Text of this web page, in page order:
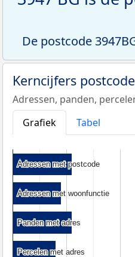
De postcode
Kerncijfers
Adressen, panden,
Grafiek
Tabel
Adressen met postcode
Adressen met postcode
Adressen met woonfunctie
Adressen met woonfunctie
Panden met adres
Panden met adres
Percelen met adres
Percelen met adres